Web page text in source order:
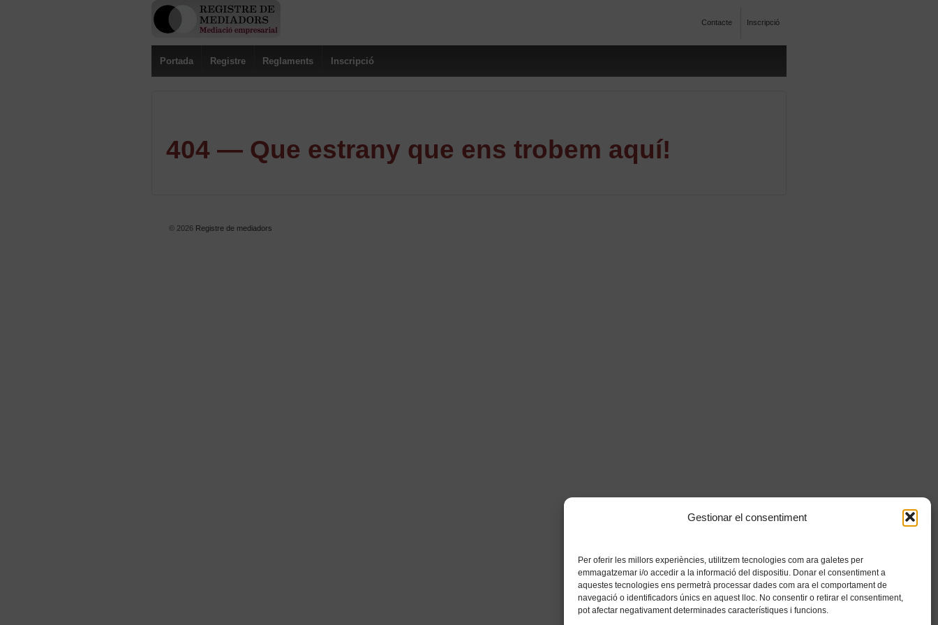
Gestionar el consentiment
Per oferir les millors experiències, utilitzem tecnologies com ara galetes per
emmagatzemar i/o accedir a la informació del dispositiu. Donar el consentiment a
aquestes tecnologies ens permetrà processar dades com ara el comportament de
navegació o identificadors únics en aquest lloc. No consentir o retirar el consentiment,
pot afectar negativament determinades característiques i funcions.
Contacte Inscripció
Portada Registre Reglaments Inscripció
404 — Que estrany que ens trobem aquí!
© 2026 Registre de mediadors